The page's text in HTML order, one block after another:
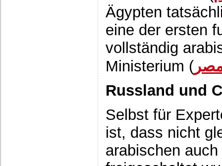
Ägypten
eine der ersten
vollständig
Ministerium (
Russland und
Selbst für
ist, dass nicht
arabischen